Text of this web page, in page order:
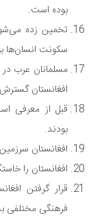
بوده است.
سکونت انسان‌ها
افغانستان
قبل از معرفی
بودند.
افغانستان
افغانستان را
قرار گرفتن
فرهنگی مختلفی